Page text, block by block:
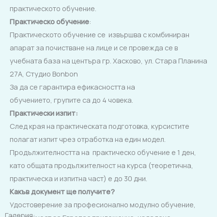
практическото обучение.
Практическо обучение:
Практическото обучение се извършва с комбиниран
апарат за почистване на лице и се провежда се в
учебната база на центъра гр. Хасково, ул. Стара Планина
27А, Студио Bonbon
За да се гарантира ефикасността на
обучението, групите са до 4 човека.
Практически изпит:
След края на практическата подготовка, курсистите
полагат изпит чрез отработка на eдин модел.
Продължителността на практическо обучение е 1 ден,
като общата продължителност на курса (теоретична,
практическа и изпитна част) е до 30 дни.
Какъв документ ще получите?
Удостоверение за професионално модулно обучение,